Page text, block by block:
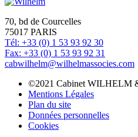
70, bd de Courcelles
75017 PARIS
Tél: +33 (0) 1 53 93 92 30
Fax: +33 (0) 1 53 93 92 31
cabwilhelm@wilhelmassocies.com
©2021 Cabinet WILHELM
Mentions Légales
Plan du site
Données personnelles
Cookies